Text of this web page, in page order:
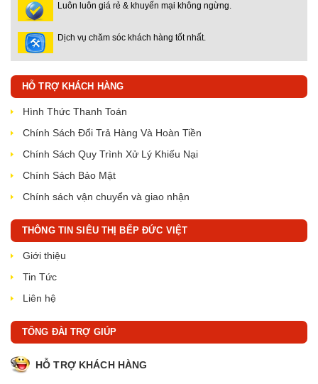
Luôn luôn giá rẻ & khuyến mại không ngừng.
Dịch vụ chăm sóc khách hàng tốt nhất.
HỖ TRỢ KHÁCH HÀNG
Hình Thức Thanh Toán
Chính Sách Đổi Trả Hàng Và Hoàn Tiền
Chính Sách Quy Trình Xử Lý Khiếu Nại
Chính Sách Bảo Mật
Chính sách vận chuyển và giao nhận
THÔNG TIN SIÊU THỊ BẾP ĐỨC VIỆT
Giới thiệu
Tin Tức
Liên hệ
TỔNG ĐÀI TRỢ GIÚP
HỖ TRỢ KHÁCH HÀNG